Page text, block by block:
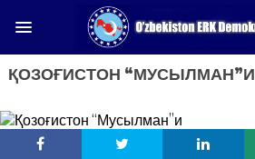
ҚОЗОҒИСТОН “МУСЫЛМАН”И